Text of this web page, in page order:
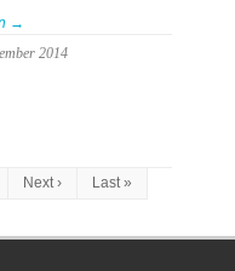
→
2014
Next › Last »